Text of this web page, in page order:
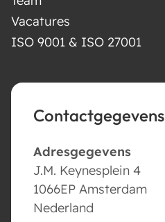
Vacatures
ISO 9001 & ISO 27001
Contactgegevens
Adresgegevens
J.M. Keynesplein 4
1066EP Amsterdam
Nederland